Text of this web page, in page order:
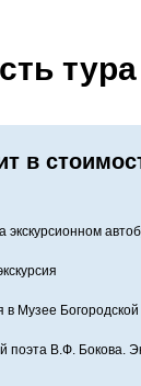
тура
в
экскурсионном
в Музее
поэта В.Ф. Бокова.